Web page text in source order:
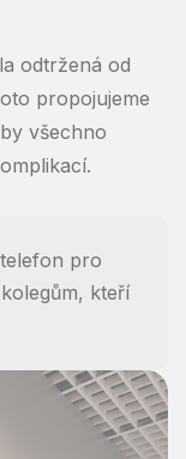
odtržená od
propojujeme
všechno
pro
kteří